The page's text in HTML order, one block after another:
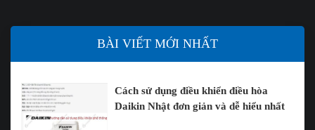
BÀI VIẾT MỚI NHẤT
Cách sử dụng điều khiển điều hòa
Daikin Nhật đơn giản và dễ hiểu nhất